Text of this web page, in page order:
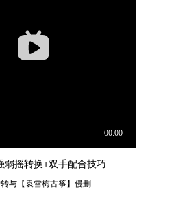
弱摇转换+双手配合技巧
与【袁雪梅古筝】侵删